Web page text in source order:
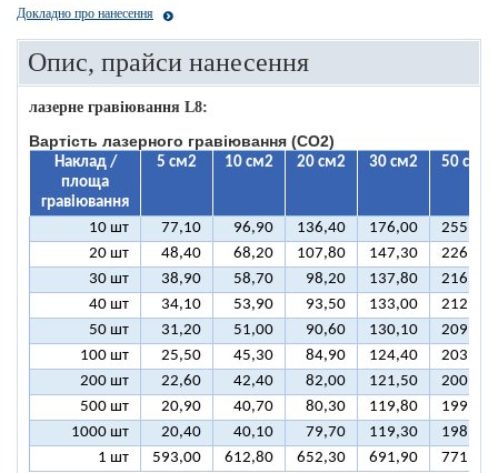
Докладно про нанесення
Опис, прайси нанесення
лазерне гравіювання L8:
Вартість лазерного гравіювання (CO2)
Наклад /
площа
гравіювання
5 см2 10 см2 20 см2 30 см2 50 см2
10 шт 77,10 96,90 136,40 176,00
255,10
20 шт
48,40 68,20 107,80 147,30
226,50
30 шт
38,90 58,70 98,20 137,80
216,90
40 шт
34,10 53,90 93,50 133,00
212,10
50 шт
31,20 51,00 90,60 130,10
209,30
100 шт
25,50 45,30 84,90 124,40
203,50
200 шт
22,60 42,40 82,00 121,50
200,70
500 шт
20,90 40,70 80,30 119,80
199,00
1000 шт
20,40 40,10 79,70 119,30
198,40
1 шт
593,00 612,80 652,30 691,90 771,00